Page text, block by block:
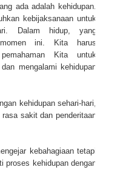
ada adalah kehidupan.
kebijaksanaan untuk
Dalam hidup, yang
ini. Kita harus
Kita untuk
mengalami kehidupan
kehidupan sehari-hari,
sakit dan penderitaan
kebahagiaan tetapi
proses kehidupan dengan